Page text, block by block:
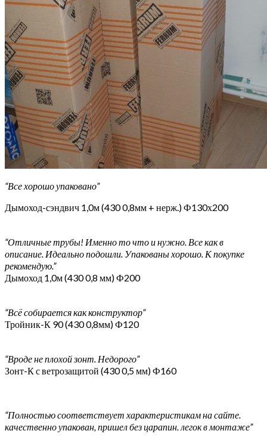
“Все хорошо упаковано”
Дымоход-сэндвич 1,0м (430 0,8мм + нерж.) Ф130х200
“Отличные трубы! Именно то что и нужно. Все как в
описание. Идеально подошли. Упакованы хорошо. К покупке
рекомендую.”
Дымоход 1,0м (430 0,8 мм) Ф200
“Всё собирается как конструктор”
Тройник-К 90 (430 0,8мм) Ф120
“Вроде не плохой зонт. Недорого”
Зонт-К с ветрозащитой (430 0,5 мм) Ф160
“Полностью соответствует характеристикам на сайте.
качественно упакован, пришел без царапин. легок в монтаже”